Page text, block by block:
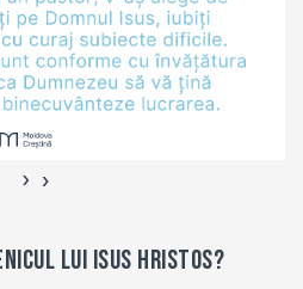
‹ ›
lui Isus Hristos?